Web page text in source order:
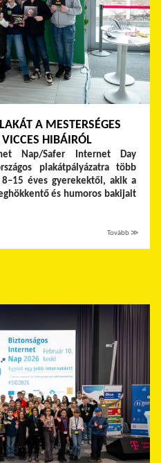
A MESTERSÉGES
VICCES HIBÁIRÓL
Nap/Safer Internet Day
plakátpályázatra több
éves gyerekektől, akik a
és humoros bakijait
Tovább ≫